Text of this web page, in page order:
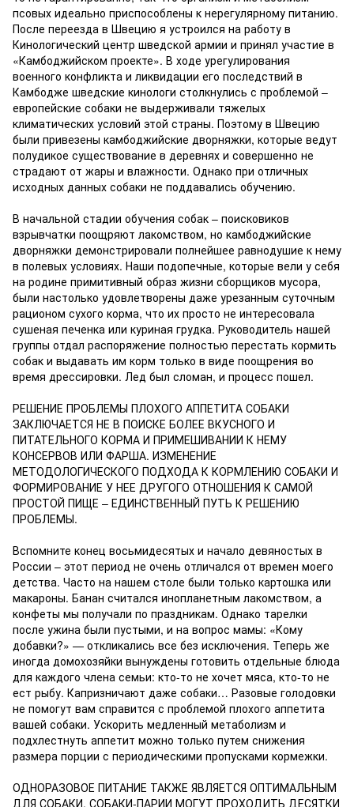
псовых идеально приспособлены к нерегулярному питанию.
После переезда в Швецию я устроился на работу в
Кинологический центр шведской армии и принял участие в
«Камбоджийском проекте». В ходе урегулирования
военного конфликта и ликвидации его последствий в
Камбодже шведские кинологи столкнулись с проблемой –
европейские собаки не выдерживали тяжелых
климатических условий этой страны. Поэтому в Швецию
были привезены камбоджийские дворняжки, которые ведут
полудикое существование в деревнях и совершенно не
страдают от жары и влажности. Однако при отличных
исходных данных собаки не поддавались обучению.
В начальной стадии обучения собак – поисковиков
взрывчатки поощряют лакомством, но камбоджийские
дворняжки демонстрировали полнейшее равнодушие к нему
в полевых условиях. Наши подопечные, которые вели у себя
на родине примитивный образ жизни сборщиков мусора,
были настолько удовлетворены даже урезанным суточным
рационом сухого корма, что их просто не интересовала
сушеная печенка или куриная грудка. Руководитель нашей
группы отдал распоряжение полностью перестать кормить
собак и выдавать им корм только в виде поощрения во
время дрессировки. Лед был сломан, и процесс пошел.
РЕШЕНИЕ ПРОБЛЕМЫ ПЛОХОГО АППЕТИТА СОБАКИ
ЗАКЛЮЧАЕТСЯ НЕ В ПОИСКЕ БОЛЕЕ ВКУСНОГО И
ПИТАТЕЛЬНОГО КОРМА И ПРИМЕШИВАНИИ К НЕМУ
КОНСЕРВОВ ИЛИ ФАРША. ИЗМЕНЕНИЕ
МЕТОДОЛОГИЧЕСКОГО ПОДХОДА К КОРМЛЕНИЮ СОБАКИ И
ФОРМИРОВАНИЕ У НЕЕ ДРУГОГО ОТНОШЕНИЯ К САМОЙ
ПРОСТОЙ ПИЩЕ – ЕДИНСТВЕННЫЙ ПУТЬ К РЕШЕНИЮ
ПРОБЛЕМЫ.
Вспомните конец восьмидесятых и начало девяностых в
России – этот период не очень отличался от времен моего
детства. Часто на нашем столе были только картошка или
макароны. Банан считался инопланетным лакомством, а
конфеты мы получали по праздникам. Однако тарелки
после ужина были пустыми, и на вопрос мамы: «Кому
добавки?» — откликались все без исключения. Теперь же
иногда домохозяйки вынуждены готовить отдельные блюда
для каждого члена семьи: кто-то не хочет мяса, кто-то не
ест рыбу. Капризничают даже собаки… Разовые голодовки
не помогут вам справится с проблемой плохого аппетита
вашей собаки. Ускорить медленный метаболизм и
подхлестнуть аппетит можно только путем снижения
размера порции с периодическими пропусками кормежки.
ОДНОРАЗОВОЕ ПИТАНИЕ ТАКЖЕ ЯВЛЯЕТСЯ ОПТИМАЛЬНЫМ
ДЛЯ СОБАКИ. СОБАКИ-ПАРИИ МОГУТ ПРОХОДИТЬ ДЕСЯТКИ